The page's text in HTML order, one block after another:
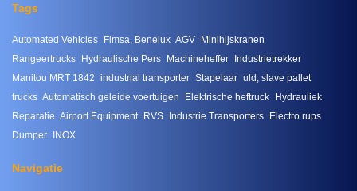
Tags
Automated Vehicles Fimsa, Benelux AGV
Minihijskranen
Rangeertrucks
Hydraulische Pers Machineheffer
Industrietrekker
Manitou MRT 1842
industrial transporter Stapelaar uld, slave pallet
trucks Automatisch geleide voertuigen Elektrische heftruck
Hydrauliek
Reparatie Airport Equipment RVS Industrie Transporters
Electro rups
Dumper
INOX
Navigatie